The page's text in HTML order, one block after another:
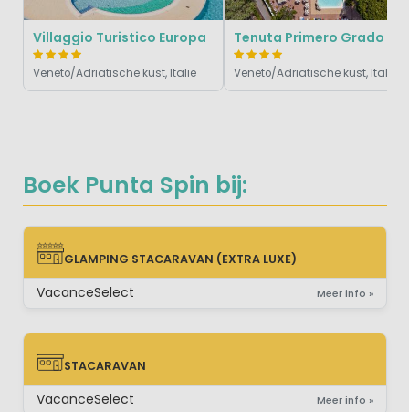
Boek Punta Spin bij:
GLAMPING STACARAVAN (EXTRA LUXE)
GLAMPING STACARAVAN (EXTRA LUXE)
VacanceSelect Meer info »
STACARAVAN
STACARAVAN
VacanceSelect Meer info »
Villaggio Turistico Europa
Veneto/Adriatische kust, Italië Veneto/Adriatische kust, Italië